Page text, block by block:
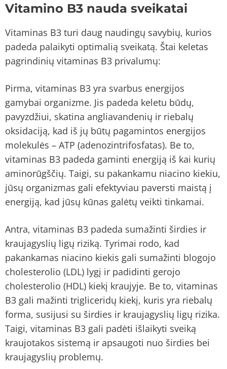
Vitamino B3 nauda sveikatai
Vitaminas B3 turi daug naudingų savybių, kurios
padeda palaikyti optimalią sveikatą. Štai keletas
pagrindinių vitaminas B3 privalumų:
Pirma, vitaminas B3 yra svarbus energijos
gamybai organizme. Jis padeda keletu būdų,
pavyzdžiui, skatina angliavandenių ir riebalų
oksidaciją, kad iš jų būtų pagamintos energijos
molekulės – ATP (adenozintrifosfatas). Be to,
vitaminas B3 padeda gaminti energiją iš kai kurių
aminorūgščių. Taigi, su pakankamu niacino kiekiu,
jūsų organizmas gali efektyviau paversti maistą į
energiją, kad jūsų kūnas galėtų veikti tinkamai.
Antra, vitaminas B3 padeda sumažinti širdies ir
kraujagyslių ligų riziką. Tyrimai rodo, kad
pakankamas niacino kiekis gali sumažinti blogojo
cholesterolio (LDL) lygį ir padidinti gerojo
cholesterolio (HDL) kiekį kraujyje. Be to, vitaminas
B3 gali mažinti trigliceridų kiekį, kuris yra riebalų
forma, susijusi su širdies ir kraujagyslių ligų rizika.
Taigi, vitaminas B3 gali padėti išlaikyti sveiką
kraujotakos sistemą ir apsaugoti nuo širdies bei
kraujagyslių problemų.